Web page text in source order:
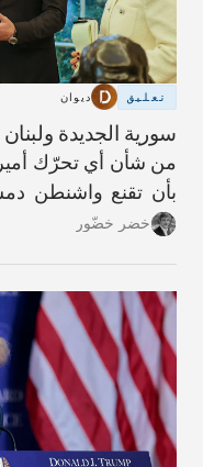
تعليق ديوان
سورية الجديدة
من شأن أي تحرّك
بأن تقنع واشنطن
حزب الله، أن يؤدّي
خضر خضّور